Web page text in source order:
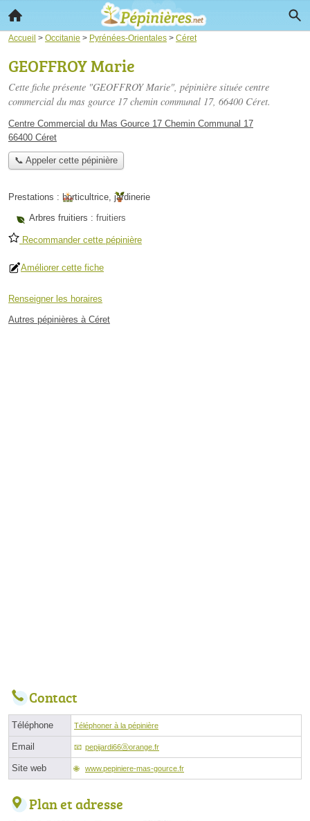
Accueil > Occitanie > Pyrénées-Orientales > Céret
GEOFFROY Marie
Cette fiche présente "GEOFFROY Marie", pépinière située centre
commercial du mas gource 17 chemin communal 17, 66400 Céret.
Centre Commercial du Mas Gource 17 Chemin Communal 17
66400 Céret
📞 Appeler cette pépinière
Prestations : horticultrice, jardinerie
Arbres fruitiers : fruitiers
Recommander cette pépinière
Améliorer cette fiche
Renseigner les horaires
Autres pépinières à Céret
Contact
Téléphone Téléphoner à la pépinière
Email pepijardi66ⓐorange.fr
Site web www.pepiniere-mas-gource.fr
Plan et adresse